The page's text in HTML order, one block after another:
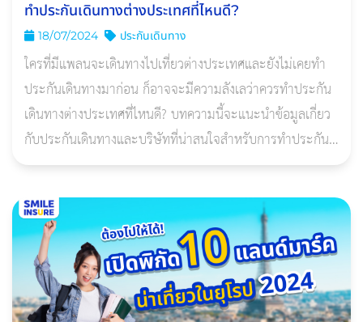
ทําประกันเดินทางต่างประเทศที่ไหนดี?
18/07/2024 ประกันเดินทาง
ใครที่มีแพลนจะเดินทางไปเที่ยวต่างประเทศและยังไม่เคยทำ
ประกันเดินทางมาก่อน ก็อาจจะมีความลังเลว่าควรทำประกัน
เดินทางต่างประเทศที่ไหนดี? บทความนี้จะแนะนำข้อมูลเกี่ยว
กับประกันเดินทางและบริษัทที่น่าสนใจสำหรับการทำประกัน
เดินทางต่างประเทศ